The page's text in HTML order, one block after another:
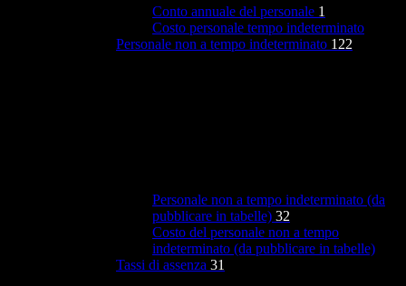
Conto annuale del personale 1
Costo personale tempo indeterminato
Personale non a tempo indeterminato 122
Personale non a tempo indeterminato (da
pubblicare in tabelle) 32
Costo del personale non a tempo
indeterminato (da pubblicare in tabelle)
Tassi di assenza 31